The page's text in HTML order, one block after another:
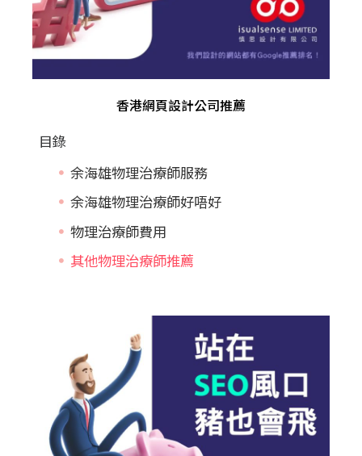
香港網頁設計公司推薦
目錄
余海雄物理治療師服務
余海雄物理治療師好唔好
物理治療師費用
其他物理治療師推薦